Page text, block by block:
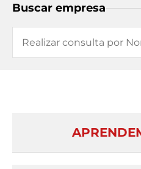
Buscar empresa